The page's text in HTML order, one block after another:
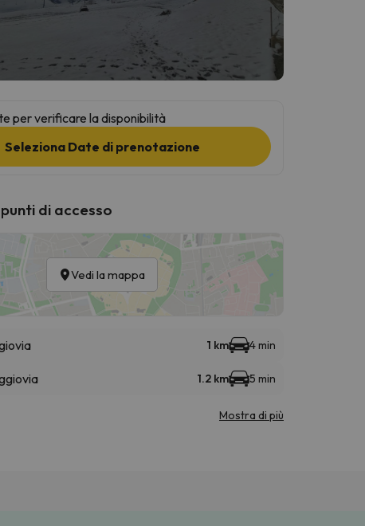
per verificare la disponibilità
Seleziona Date di prenotazione
di accesso
Vedi la mappa
1 km 4 min
1.2 km 5 min
Mostra di più